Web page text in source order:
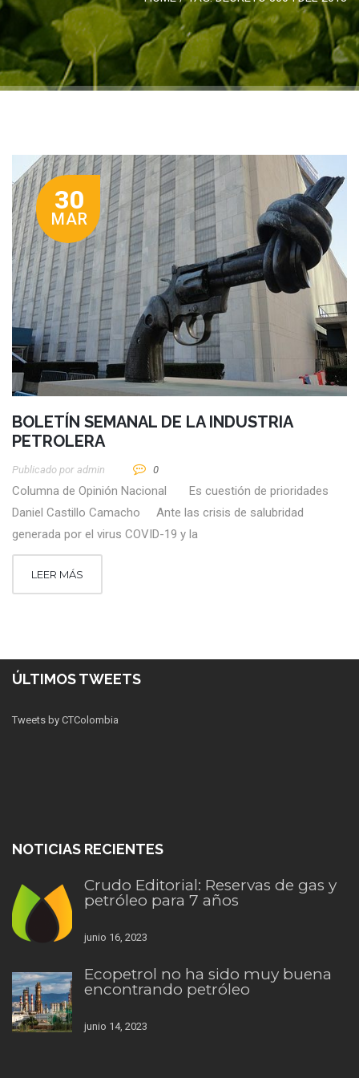
30
MAR
BOLETÍN SEMANAL DE LA INDUSTRIA
PETROLERA
Publicado por Admin 0
Columna de Opinión Nacional Es cuestión de prioridades
Daniel Castillo Camacho Ante las crisis de salubridad
generada por el virus COVID-19 y la
LEER MÁS
ÚLTIMOS TWEETS
Tweets by CTColombia
NOTICIAS RECIENTES
Crudo Editorial: Reservas de gas y
petróleo para 7 años
junio 16, 2023
Ecopetrol no ha sido muy buena
encontrando petróleo
junio 14, 2023